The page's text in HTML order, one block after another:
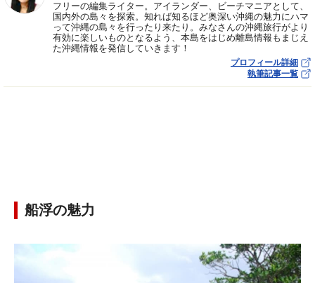
フリーの編集ライター。アイランダー、ビーチマニアとして、
国内外の島々を探索。知れば知るほど奥深い沖縄の魅力にハマ
って沖縄の島々を行ったり来たり。みなさんの沖縄旅行がより
有効に楽しいものとなるよう、本島をはじめ離島情報もまじえ
た沖縄情報を発信していきます！
プロフィール詳細
執筆記事一覧
船浮の魅力